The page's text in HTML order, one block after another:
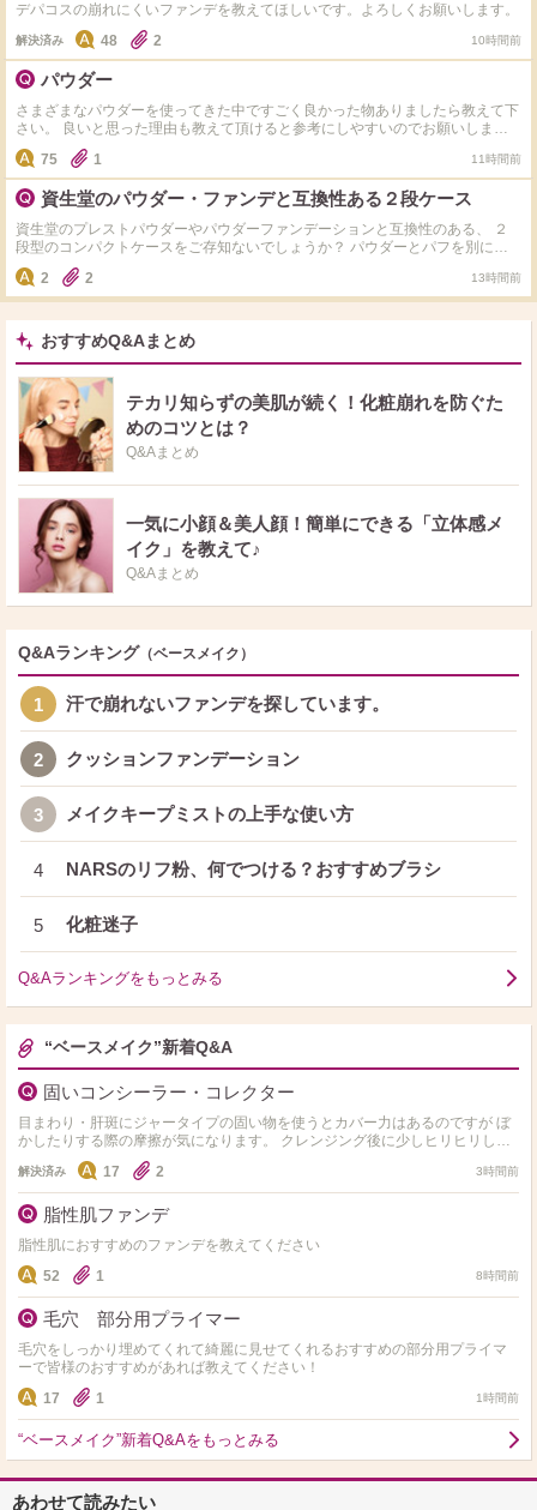
デパコスの崩れにくいファンデを教えてほしいです。よろしくお願いします。
解決済み 48 2 10時間前
パウダー
さまざまなパウダーを使ってきた中ですごく良かった物ありましたら教えて下
さい。 良いと思った理由も教えて頂けると参考にしやすいのでお願いしま
す。 気になっているのはゲランのパウダーです。
75 1 11時間前
資生堂のパウダー・ファンデと互換性ある２段ケース
資生堂のプレストパウダーやパウダーファンデーションと互換性のある、 ２
段型のコンパクトケースをご存知ないでしょうか？ パウダーとパフを別に置
けて、小さいサイズが良いです。 マキアージュのコンパクト型以外にもご存
知のケースがありましたら、 色々教えていただきたいです！
2 2 13時間前
おすすめQ&Aまとめ
テカリ知らずの美肌が続く！化粧崩れを防ぐた
めのコツとは？
Q&Aまとめ
一気に小顔＆美人顔！簡単にできる「立体感メ
イク」を教えて♪
Q&Aまとめ
Q&Aランキング （ベースメイク）
1 汗で崩れないファンデを探しています。
2 クッションファンデーション
3 メイクキープミストの上手な使い方
4 NARSのリフ粉、何でつける？おすすめブラシ
5 化粧迷子
Q&Aランキングをもっとみる
“ベースメイク”新着Q&A
固いコンシーラー・コレクター
目まわり・肝斑にジャータイプの固い物を使うとカバー力はあるのですが ぼ
かしたりする際の摩擦が気になります。 クレンジング後に少しヒリヒリしま
す。 手で温めて柔らかくはしてます。 肌負担にな…
解決済み 17 2 3時間前
脂性肌ファンデ
脂性肌におすすめのファンデを教えてください
52
1 8時間前
毛穴 部分用プライマー
毛穴をしっかり埋めてくれて綺麗に見せてくれるおすすめの部分用プライマ
ーで皆様のおすすめがあれば教えてください！
17
1 1時間前
“ベースメイク”新着Q&Aをもっとみる
あわせて読みたい